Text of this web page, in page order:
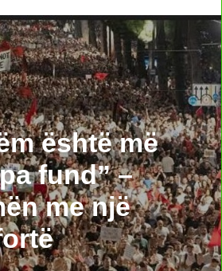
është më
fund” –
me një